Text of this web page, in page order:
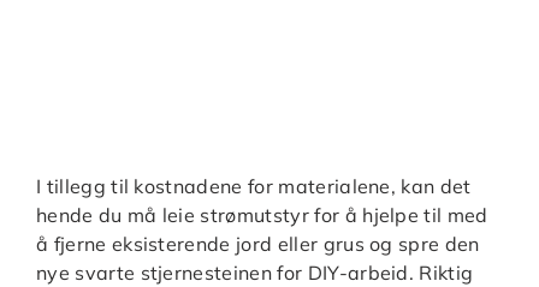
I tillegg til kostnadene for materialene, kan det
hende du må leie strømutstyr for å hjelpe til med
å fjerne eksisterende jord eller grus og spre den
nye svarte stjernesteinen for DIY-arbeid. Riktig